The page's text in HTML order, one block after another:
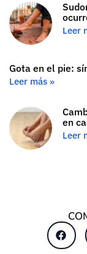
Leer
Gota en el pie:
Leer más »
en
Leer